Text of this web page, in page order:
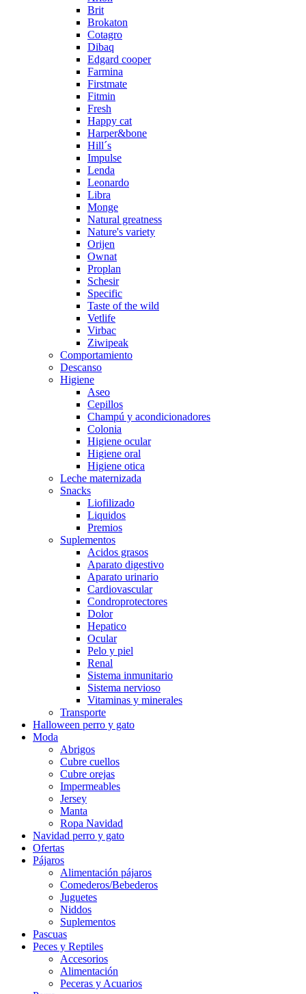
Brit
Brokaton
Cotagro
Dibaq
Edgard cooper
Farmina
Firstmate
Fitmin
Fresh
Happy cat
Harper&bone
Hill´s
Impulse
Lenda
Leonardo
Libra
Monge
Natural greatness
Nature's variety
Orijen
Ownat
Proplan
Schesir
Specific
Taste of the wild
Vetlife
Virbac
Ziwipeak
Comportamiento
Descanso
Higiene
Aseo
Cepillos
Champú y acondicionadores
Colonia
Higiene ocular
Higiene oral
Higiene otica
Leche maternizada
Snacks
Liofilizado
Liquidos
Premios
Suplementos
Acidos grasos
Aparato digestivo
Aparato urinario
Cardiovascular
Condroprotectores
Dolor
Hepatico
Ocular
Pelo y piel
Renal
Sistema inmunitario
Sistema nervioso
Vitaminas y minerales
Transporte
Halloween perro y gato
Moda
Abrigos
Cubre cuellos
Cubre orejas
Impermeables
Jersey
Manta
Ropa Navidad
Navidad perro y gato
Ofertas
Pájaros
Alimentación pájaros
Comederos/Bebederos
Juguetes
Niddos
Suplementos
Pascuas
Peces y Reptiles
Accesorios
Alimentación
Peceras y Acuarios